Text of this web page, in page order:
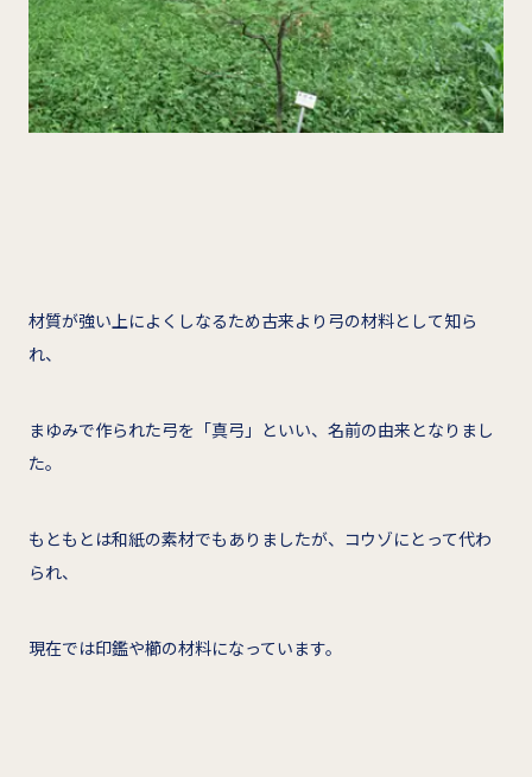
材質が強い上によくしなるため古来より弓の材料として知ら
れ、
まゆみで作られた弓を「真弓」といい、名前の由来となりまし
た。
もともとは和紙の素材でもありましたが、コウゾにとって代わ
られ、
現在では印鑑や櫛の材料になっています。